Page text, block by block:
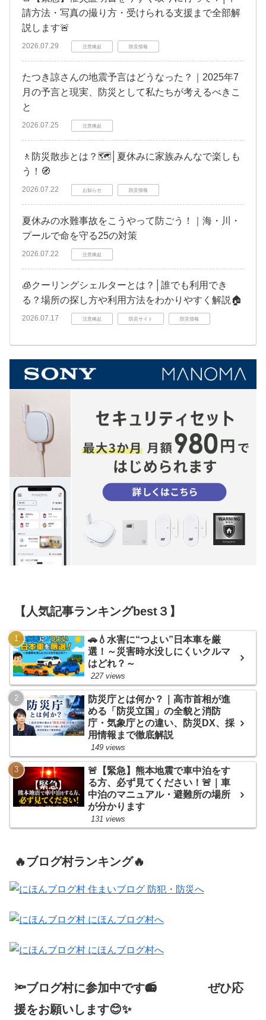
請方法・写真の撮り方・受けられる支援まで全部解
説します🚨
2026.07.29 注意喚起 防災情報
たつき諒さんの地震予言はどうなった？｜2025年7
月の予言と現実、防災として私たちが考えるべきこ
と
2026.07.25 注意喚起
🚶防災散歩とは？🗺️│夏休みに家族みんなで楽しも
う！🧭
2026.07.22 お知らせ 防災情報
夏休みの水難事故をこうやって防ごう！｜海・川・
プールで命を守る25の対策
2026.07.22 注意喚起
🧊クーリングシェルターとは？│誰でも利用でき
る？場所の探し方や利用方法をわかりやすく解説🏠
2026.07.17 注意喚起 防災サイト 防災情報
【人気記事ランキングbest３】
🚗💧水害に“つよい”日本車を厳
選！～災害時水没しにくいクルマ
はどれ？～
227 views
防災庁とは何か？｜高市首相が進
める「防災立国」の全貌と消防
庁・気象庁との違い、防災DX、採
用情報まで徹底解説
149 views
🚨【緊急】熊本地震で車中泊をす
る方、必ず見てください！🚨｜車
中泊のマニュアル・避難所の場所
が分かります
131 views
🔥ブログ村ランキング🔥
🔦ブログ村に参加中です📻 ぜひ応
援をお願いします😊✨